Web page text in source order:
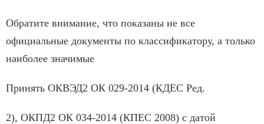
Обратите внимание, что показаны не все
официальные документы по классификатору, а только
наиболее значимые
Принять ОКВЭД2 ОК 029-2014 (КДЕС Ред.
2), ОКПД2 ОК 034-2014 (КПЕС 2008) с датой